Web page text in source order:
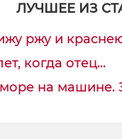
ЛУЧШЕЕ ИЗ
ржу и
когда отец...
на машине.